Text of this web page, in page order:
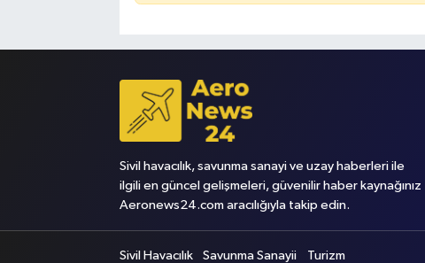
Sivil havacılık, savunma sanayi ve uzay haberleri ile
ilgili en güncel gelişmeleri, güvenilir haber kaynağınız
Aeronews24.com aracılığıyla takip edin.
Sivil Havacılık Savunma Sanayii Turizm